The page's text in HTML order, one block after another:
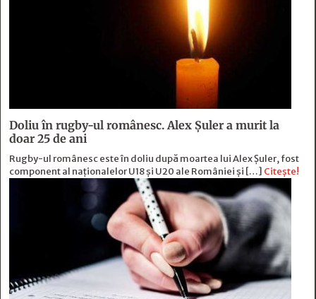
Doliu în rugby-ul românesc. Alex Șuler a murit la
doar 25 de ani
Rugby-ul românesc este în doliu după moartea lui Alex Șuler, fost
component al naționalelor U18 și U20 ale României și […] Citește!